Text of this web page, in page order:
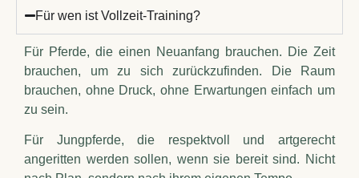
Für wen ist Vollzeit-Training?
Für Pferde, die einen Neuanfang brauchen. Die Zeit
brauchen, um zu sich zurückzufinden. Die Raum
brauchen, ohne Druck, ohne Erwartungen einfach um
zu sein.
Für Jungpferde, die respektvoll und artgerecht
angeritten werden sollen, wenn sie bereit sind. Nicht